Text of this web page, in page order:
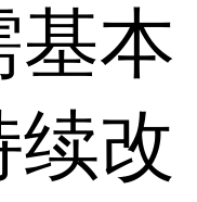
基本
续改